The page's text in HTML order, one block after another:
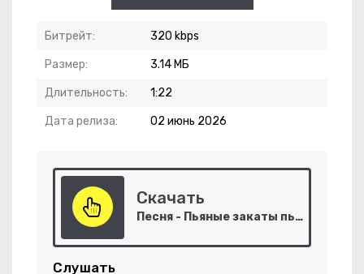
Битрейт: 320 kbps
Размер: 3.14 МБ
Длительность: 1:22
Дата релиза: 02 июнь 2026
Скачать
Песня - Пьяные закаты пьяные
Слушать
В Зеркальной Глубине